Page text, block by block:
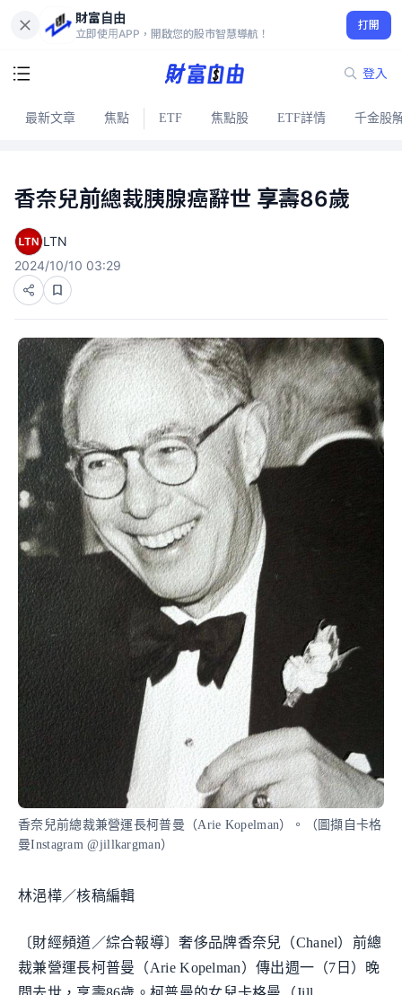
財富自由
立即使用APP，開啟您的股市智慧導航！
打開
登入
最新文章 焦點 ETF 焦點股 ETF詳情 千金股
香奈兒前總裁胰腺癌辭世 享壽86歲
LTN
2024/10/10 03:29
香奈兒前總裁兼營運長柯普曼（Arie Kopelman）。（圖擷自卡格
曼Instagram @jillkargman）
林浥樺／核稿編輯
〔財經頻道／綜合報導〕奢侈品牌香奈兒（Chanel）前總
裁兼營運長柯普曼（Arie Kopelman）傳出週一（7日）晚